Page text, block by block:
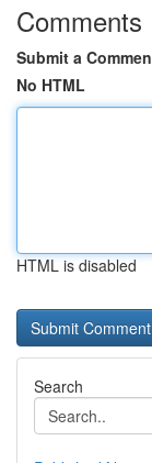
Comments
Submit a
No HTML
HTML is disabled
Search